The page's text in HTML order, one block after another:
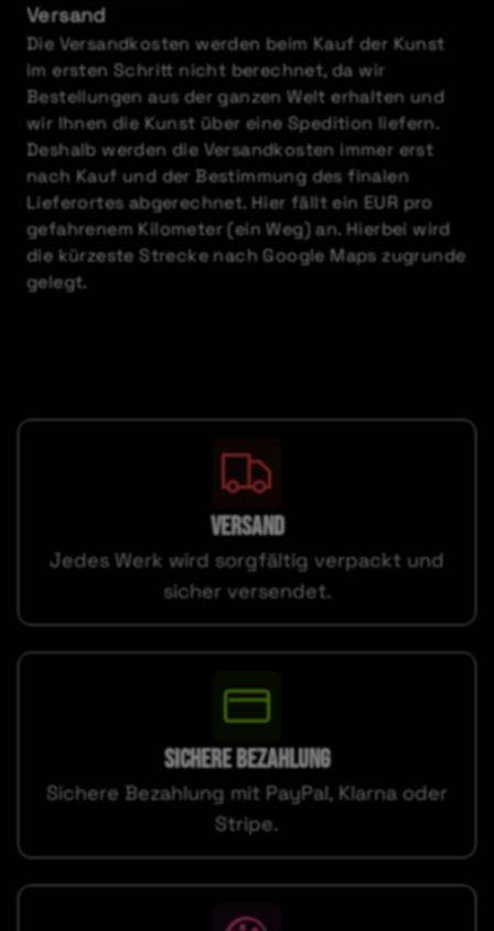
Versand
Die Versandkosten werden beim Kauf der Kunst
im ersten Schritt nicht berechnet, da wir
Bestellungen aus der ganzen Welt erhalten und
wir Ihnen die Kunst über eine Spedition liefern.
Deshalb werden die Versandkosten immer erst
nach Kauf und der Bestimmung des finalen
Lieferortes abgerechnet. Hier fällt ein EUR pro
gefahrenem Kilometer (ein Weg) an. Hierbei wird
die kürzeste Strecke nach Google Maps zugrunde
gelegt.
VERSAND
Jedes Werk wird sorgfältig verpackt und
sicher versendet.
SICHERE BEZAHLUNG
Sichere Bezahlung mit PayPal, Klarna oder
Stripe.